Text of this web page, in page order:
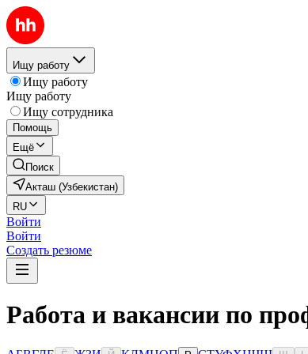
Ищу работу
Ищу работу
Ищу работу
Ищу сотрудника
Помощь
Ещё
Поиск
Акташ (Узбекистан)
RU
Войти
Войти
Создать резюме
Работа и вакансии по